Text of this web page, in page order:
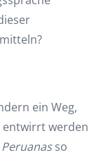
ein Weg,
entwirrt werden
so